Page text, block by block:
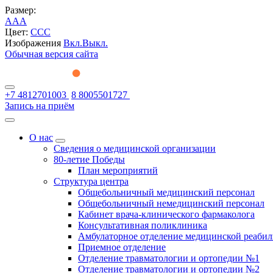
Размер:
AAA
Цвет: CCC
Изображения Вкл.Выкл.
Обычная версия сайта
+7 4812701003 8 8005501727
Запись на приём
О нас
Сведения о медицинской организации
80-летие Победы
План мероприятий
Структура центра
Общебольничный медицинский персонал
Общебольничный немедицинский персонал
Кабинет врача-клинического фармаколога
Консультативная поликлиника
Амбулаторное отделение медицинской
Приемное отделение
Отделение травматологии и ортопедии №1
Отделение травматологии и ортопедии №2